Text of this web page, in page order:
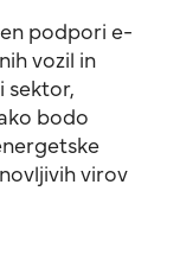
podpori e-
vozil in
sektor,
bodo
virov